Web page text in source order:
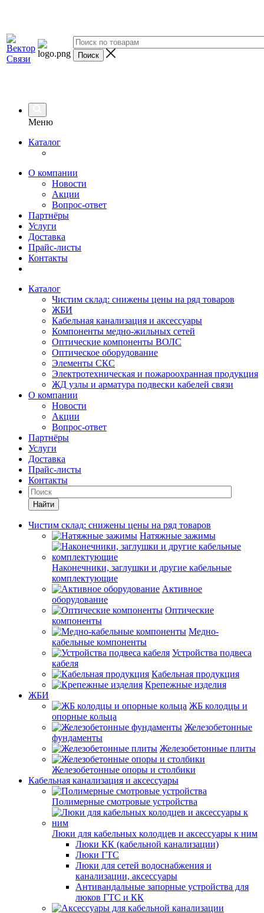
Меню
Каталог
О компании
Новости
Акции
Вопрос-ответ
Партнёры
Услуги
Доставка
Прайс-листы
Контакты
Каталог
Чистим склад: снижены цены на ряд товаров
ЖБИ
Кабельная канализация и аксессуары
Компоненты медно-жильных сетей
Оптические компоненты ВОЛС
Оптическое оборудование
Элементы СКС
Электротехническая и пожароохранная продукция
ЖД узлы и арматура подвески кабелей связи
О компании
Новости
Акции
Вопрос-ответ
Партнёры
Услуги
Доставка
Прайс-листы
Контакты
Найти
Чистим склад: снижены цены на ряд товаров
Натяжные зажимы
Наконечники, заглушки и другие кабельные
комплектующие
Активное
оборудование
Оптические
компоненты
Медно-
кабельные компоненты
Устройства подвеса
кабеля
Кабельная продукция
Крепежные изделия
ЖБИ
ЖБ колодцы и
опорные кольца
Железобетонные
фундаменты
Железобетонные плиты
Железобетонные опоры и столбики
Кабельная канализация и аксессуары
Полимерные смотровые устройства
Люки для кабельных колодцев и аксессуары к ним
Люки КК (кабельной канализации)
Люки ГТС
Люки для сетей водоснабжения и
канализации, аксессуары
Антивандальные запорные устройства для
люков ГТС и КК